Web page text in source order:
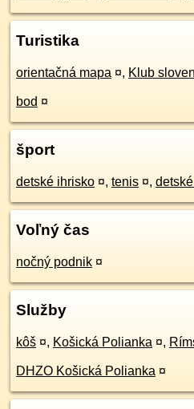
Turistika
orientačná mapa ¤, Klub
bod ¤
šport
detské ihrisko ¤, tenis ¤,
Voľný čas
nočný podnik ¤
Služby
kôš ¤, Košická Polianka ¤,
DHZO Košická Polianka ¤